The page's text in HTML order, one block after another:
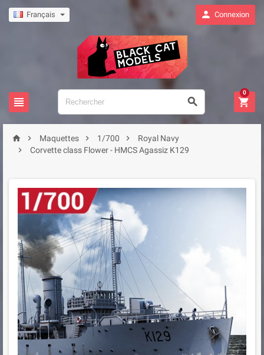
Français  Connexion
  
0
  Maquettes  1/700 
Royal Navy

Corvette class Flower - HMCS Agassiz K129